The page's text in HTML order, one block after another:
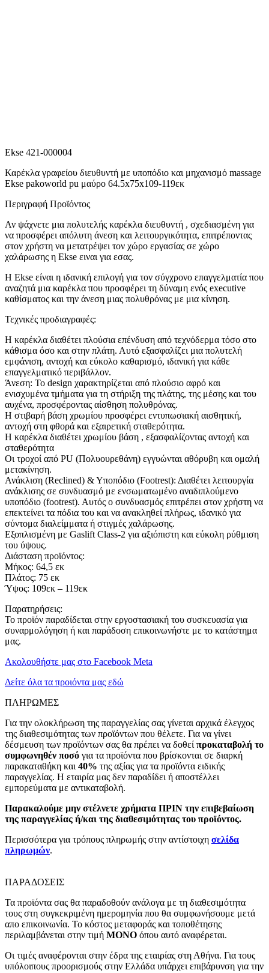
Ekse 421-000004
Καρέκλα γραφείου διευθυντή με υποπόδιο και μηχανισμό massage
Ekse pakoworld pu μαύρο 64.5x75x109-119εκ
Περιγραφή Προϊόντος
Αν ψάχνετε μια πολυτελής καρέκλα διευθυντή , σχεδιασμένη για
να προσφέρει απόλυτη άνεση και λειτουργικότητα, επιτρέποντας
στον χρήστη να μετατρέψει τον χώρο εργασίας σε χώρο
χαλάρωσης η Ekse ειναι για εσας.
Η Ekse είναι η ιδανική επιλογή για τον σύγχρονο επαγγελματία που
αναζητά μια καρέκλα που προσφέρει τη δύναμη ενός executive
καθίσματος και την άνεση μιας πολυθρόνας με μια κίνηση.
Τεχνικές προδιαγραφές:
Η καρέκλα διαθέτει πλούσια επένδυση από τεχνόδερμα τόσο στο
κάθισμα όσο και στην πλάτη. Αυτό εξασφαλίζει μια πολυτελή
εμφάνιση, αντοχή και εύκολο καθαρισμό, ιδανική για κάθε
επαγγελματικό περιβάλλον.
Άνεση: Το design χαρακτηρίζεται από πλούσιο αφρό και
ενισχυμένα τμήματα για τη στήριξη της πλάτης, της μέσης και του
αυχένα, προσφέροντας αίσθηση πολυθρόνας.
Η στιβαρή βάση χρωμίου προσφέρει εντυπωσιακή αισθητική,
αντοχή στη φθορά και εξαιρετική σταθερότητα.
Η καρέκλα διαθέτει χρωμίου βάση , εξασφαλίζοντας αντοχή και
σταθερότητα
Οι τροχοί από PU (Πολυουρεθάνη) εγγυώνται αθόρυβη και ομαλή
μετακίνηση.
Ανάκλιση (Reclined) & Υποπόδιο (Footrest): Διαθέτει λειτουργία
ανάκλισης σε συνδυασμό με ενσωματωμένο αναδιπλούμενο
υποπόδιο (footrest). Αυτός ο συνδυασμός επιτρέπει στον χρήστη να
επεκτείνει τα πόδια του και να ανακληθεί πλήρως, ιδανικό για
σύντομα διαλείμματα ή στιγμές χαλάρωσης.
Εξοπλισμένη με Gaslift Class-2 για αξιόπιστη και εύκολη ρύθμιση
του ύψους.
Διάσταση προϊόντος:
Μήκος: 64,5 εκ
Πλάτος: 75 εκ
Ύψος: 109εκ – 119εκ
Παρατηρήσεις:
Το προϊόν παραδίδεται στην εργοστασιακή του συσκευασία για
συναρμολόγηση ή και παράδοση επικοινωνήστε με το κατάστημα
μας.
Ακολουθήστε μας στο Facebook Meta
Δείτε όλα τα προιόντα μας εδώ
ΠΛΗΡΩΜΕΣ
Για την ολοκλήρωση της παραγγελίας σας γίνεται αρχικά έλεγχος
της διαθεσιμότητας των προϊόντων που θέλετε. Για να γίνει
δέσμευση των προϊόντων σας θα πρέπει να δοθεί προκαταβολή το
συμφωνηθέν ποσό για τα προϊόντα που βρίσκονται σε διαρκή
παρακαταθήκη και 40% της αξίας για τα προϊόντα ειδικής
παραγγελίας. Η εταιρία μας δεν παραδίδει ή αποστέλλει
εμπορεύματα με αντικαταβολή.
Παρακαλούμε μην στέλνετε χρήματα ΠΡΙΝ την επιβεβαίωση
της παραγγελίας ή/και της διαθεσιμότητας του προϊόντος.
Περισσότερα για τρόπους πληρωμής στην αντίστοιχη σελίδα
πληρωμών.
ΠΑΡΑΔΟΣΕΙΣ
Τα προϊόντα σας θα παραδοθούν ανάλογα με τη διαθεσιμότητα
τους στη συγκεκριμένη ημερομηνία που θα συμφωνήσουμε μετά
απο επικοινωνία. Το κόστος μεταφοράς και τοποθέτησης
περιλαμβάνεται στην τιμή MONO όπου αυτό αναφέρεται.
Οι τιμές αναφέρονται στην έδρα της εταιρίας στη Αθήνα. Για τους
υπόλοιπους προορισμούς στην Ελλάδα υπάρχει επιβάρυνση για την